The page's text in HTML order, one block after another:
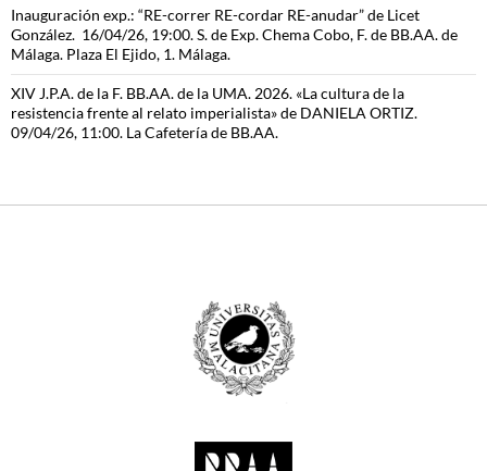
Inauguración exp.: “RE-correr RE-cordar RE-anudar” de Licet
González. 16/04/26, 19:00. S. de Exp. Chema Cobo, F. de BB.AA. de
Málaga. Plaza El Ejido, 1. Málaga.
XIV J.P.A. de la F. BB.AA. de la UMA. 2026. «La cultura de la
resistencia frente al relato imperialista» de DANIELA ORTIZ.
09/04/26, 11:00. La Cafetería de BB.AA.